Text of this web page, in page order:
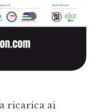
ricarica ai